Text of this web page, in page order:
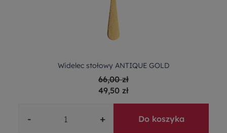
Widelec stołowy ANTIQUE GOLD
66,00 zł
49,50 zł
- + Do koszyka